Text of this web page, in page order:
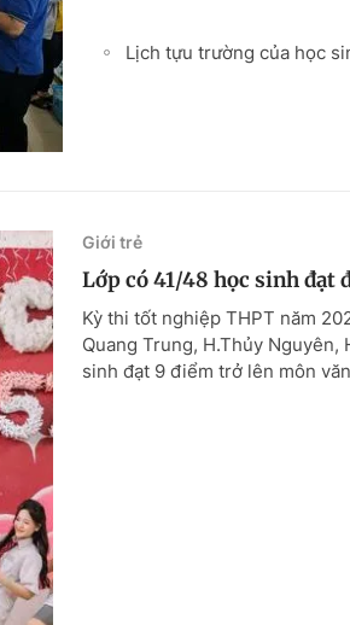
Lịch tựu trường của học
Giới trẻ
Lớp có 41/48 học sinh đạt
Kỳ thi tốt nghiệp THPT năm
Quang Trung, H.Thủy Nguyên,
sinh đạt 9 điểm trở lên môn